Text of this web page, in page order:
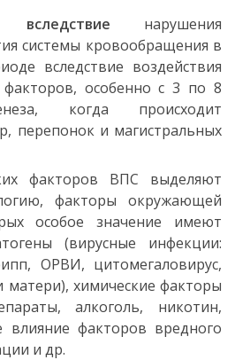
нарушения
системы кровообращения в
вследствие воздействия
особенно с 3 по 8
когда происходит
перепонок и магистральных
факторов ВПС выделяют
факторы окружающей
особое значение имеют
(вирусные инфекции:
ОРВИ, цитомегаловирус,
матери), химические факторы
алкоголь, никотин,
влияние факторов вредного
и др.